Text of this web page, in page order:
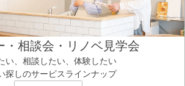
・相談会・リノベ見学会
い、相談したい、体験したい
探しのサービスラインナップ